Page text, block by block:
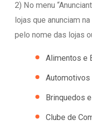
2) No menu
lojas que anunciam
pelo nome das lojas
Alimentos e
Automotivos
Brinquedos
Clube de